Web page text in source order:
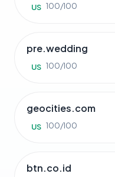
US 100/100
pre.wedding
US 100/100
geocities.com
US 100/100
btn.co.id